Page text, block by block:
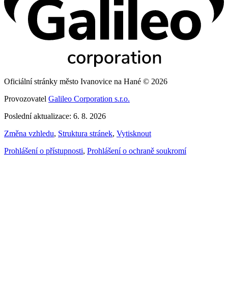
Oficiální stránky město Ivanovice na Hané © 2026
Provozovatel Galileo Corporation s.r.o.
Poslední aktualizace: 6. 8. 2026
Změna vzhledu, Struktura stránek, Vytisknout
Prohlášení o přístupnosti, Prohlášení o ochraně soukromí